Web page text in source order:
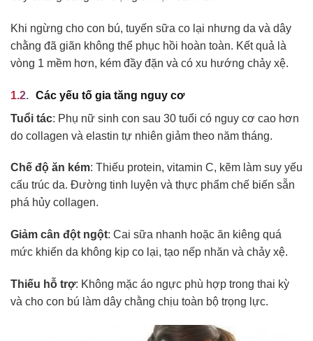
Khi ngừng cho con bú, tuyến sữa co lại nhưng da và dây
chằng đã giãn không thể phục hồi hoàn toàn. Kết quả là
vòng 1 mềm hơn, kém đầy đặn và có xu hướng chảy xệ.
Các yếu tố gia tăng nguy cơ
Tuổi tác: Phụ nữ sinh con sau 30 tuổi có nguy cơ cao hơn
do collagen và elastin tự nhiên giảm theo năm tháng.
Chế độ ăn kém: Thiếu protein, vitamin C, kẽm làm suy yếu
cấu trúc da. Đường tinh luyện và thực phẩm chế biến sẵn
phá hủy collagen.
Giảm cân đột ngột: Cai sữa nhanh hoặc ăn kiêng quá
mức khiến da không kịp co lại, tạo nếp nhăn và chảy xệ.
Thiếu hỗ trợ: Không mặc áo ngực phù hợp trong thai kỳ
và cho con bú làm dây chằng chịu toàn bộ trọng lực.